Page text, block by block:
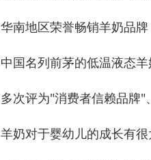
华南地区荣誉畅销羊奶品牌
中国名列前茅的低温液态
多次评为"消费者信赖品牌
羊奶对于婴幼儿的成长有